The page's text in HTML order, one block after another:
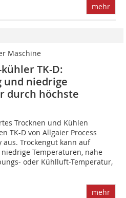
mehr
Maschine
TK-D:
und niedrige
durch höchste
Trocknen und Kühlen
TK-D von Allgaier Process
aus. Trockengut kann auf
Temperaturen, nahe
oder Kühlluft-Temperatur,
mehr